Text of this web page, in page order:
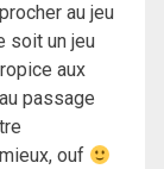
au jeu
soit un jeu
aux
passage
ouf